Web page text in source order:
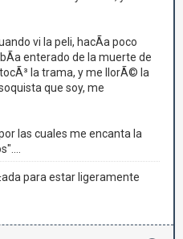
vi la peli, hacÃ­a poco
enterado de la muerte de
la trama, y me llorÃ© la
que soy, me
las cuales me encanta la
para estar ligeramente